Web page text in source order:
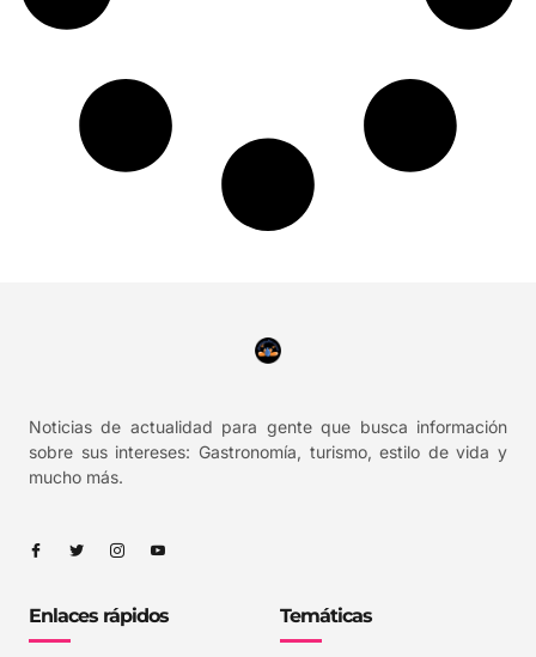
Noticias de actualidad para gente que busca información
sobre sus intereses: Gastronomía, turismo, estilo de vida y
mucho más.
Enlaces rápidos Temáticas